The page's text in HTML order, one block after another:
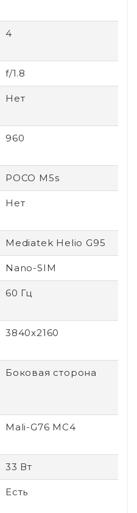
4
f/1.8
Нет
960
POCO M5s
Нет
Mediatek Helio G95
Nano-SIM
60 Гц
3840x2160
Боковая сторона
Mali-G76 MC4
33 Вт
Есть